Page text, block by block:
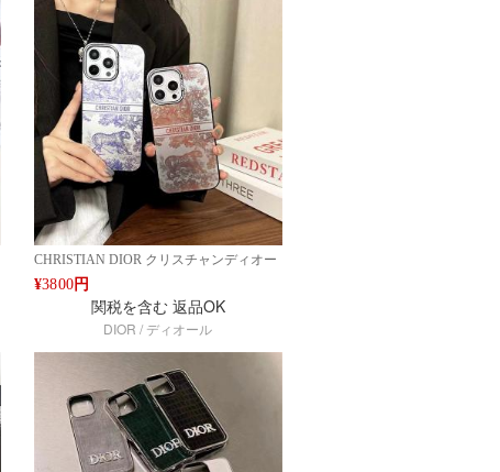
ーズ対応 人気 高品質 新作 ファッション
IPHONE16 PRO MAX14 PRO MAX 15 16
ケース ブランド アイフォン15 16ケースフ
ァッション 全機種対応
CHRISTIAN DIOR クリスチャンディオー
ル iPhoneケース iPhone 14/15/16 Pro Max対
応 トワルドジュイ柄 高級デザインケース
エレガントファッションケース Google
Pixel 9/8/7シリーズ対応 人気 高品質 新作
PRO MAX 15 16ケース ブランド アイフォ
ン15 16ケースファッション 全機種対応
¥3800 円
関税を含む 返品OK
DIOR / ディオール